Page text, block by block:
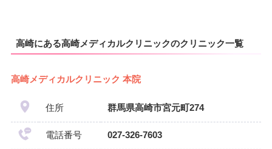
高崎にある高崎メディカルクリニックのクリニック一覧
高崎メディカルクリニック 本院
住所 群馬県高崎市宮元町274
電話番号 027-326-7603